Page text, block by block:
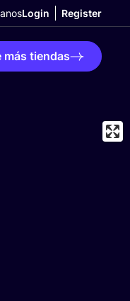
Login Register
más tiendas